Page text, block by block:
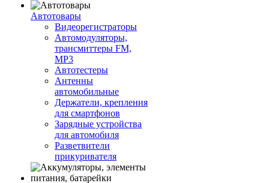
Автотовары
Видеорегистраторы
Автомодуляторы,
трансмиттеры FM,
MP3
Автотестеры
Антенны
автомобильные
Держатели, крепления
для смартфонов
Зарядные устройства
для автомобиля
Разветвители
прикуривателя